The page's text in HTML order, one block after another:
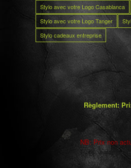
Stylo avec votre Logo Casablanca
Stylo avec votre Logo Tanger
Stylo cadeaux entreprise
Règlement:
NB: Prix non